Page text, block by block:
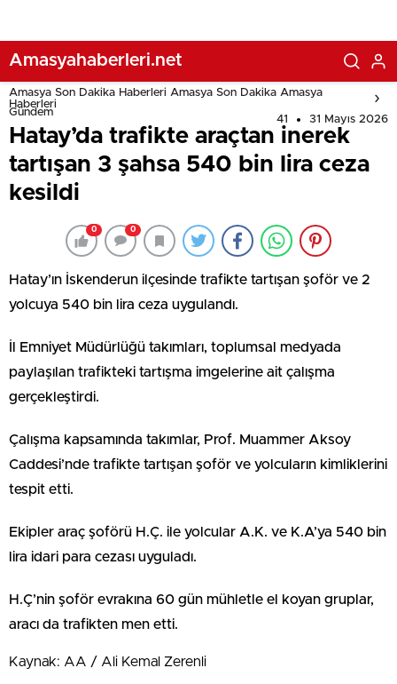
Amasyahaberleri.net
Amasya Son Dakika Haberleri Amasya Son Dakika Amasya
Haberleri
Gündem
41 31 Mayıs 2026
Hatay’da trafikte araçtan inerek
tartışan 3 şahsa 540 bin lira ceza
kesildi
0 0
Hatay’ın İskenderun ilçesinde trafikte tartışan şoför ve 2
yolcuya 540 bin lira ceza uygulandı.
İl Emniyet Müdürlüğü takımları, toplumsal medyada
paylaşılan trafikteki tartışma imgelerine ait çalışma
gerçekleştirdi.
Çalışma kapsamında takımlar, Prof. Muammer Aksoy
Caddesi’nde trafikte tartışan şoför ve yolcuların kimliklerini
tespit etti.
Ekipler araç şoförü H.Ç. ile yolcular A.K. ve K.A’ya 540 bin
lira idari para cezası uyguladı.
H.Ç’nin şoför evrakına 60 gün mühletle el koyan gruplar,
aracı da trafikten men etti.
Kaynak: AA / Ali Kemal Zerenli